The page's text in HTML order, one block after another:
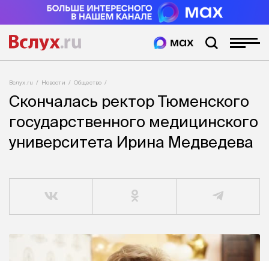
Вслух.ru Новости Общество
Скончалась ректор Тюменского
государственного медицинского
университета Ирина Медведева